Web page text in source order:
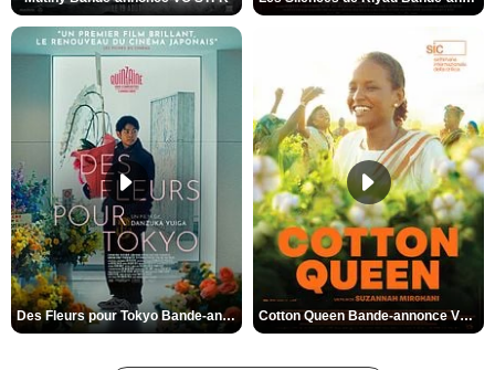
Des Fleurs pour Tokyo Bande-annonce VO STFR Cotton Queen Bande-annonce VO STFR